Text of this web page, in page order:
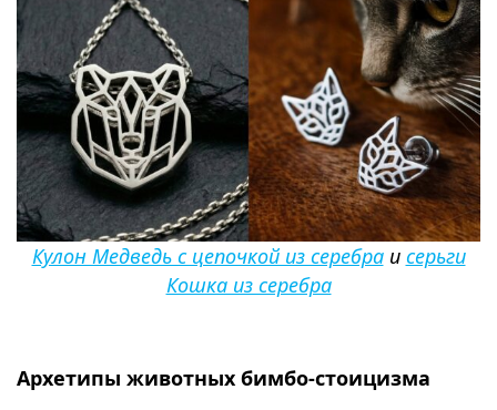
Кулон Медведь с цепочкой из серебраи серьги
Кошка из серебра
Архетипы животных бимбо-стоицизма